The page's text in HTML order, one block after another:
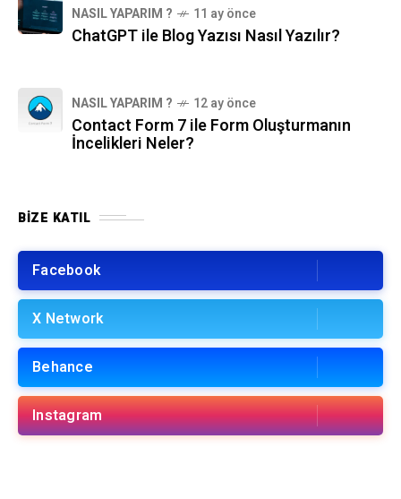
NASIL YAPARIM ? 11 ay önce
ChatGPT ile Blog Yazısı Nasıl Yazılır?
NASIL YAPARIM ? 12 ay önce
Contact Form 7 ile Form Oluşturmanın
İncelikleri Neler?
BIZE KATIL
Facebook
X Network
Behance
Instagram